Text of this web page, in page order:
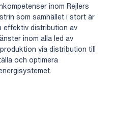
inom Rejlers
som samhället i stort är
effektiv distribution av
inom alla led av
via distribution till
och optimera